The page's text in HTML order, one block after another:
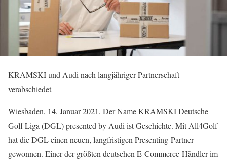
KRAMSKI und Audi nach langjähriger Partnerschaft
verabschiedet
Wiesbaden, 14. Januar 2021. Der Name KRAMSKI Deutsche
Golf Liga (DGL) presented by Audi ist Geschichte. Mit All4Golf
hat die DGL einen neuen, langfristigen Presenting-Partner
gewonnen. Einer der größten deutschen E-Commerce-Händler im